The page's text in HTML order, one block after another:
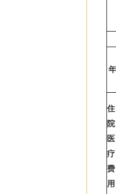
住
院
医
疗
费
用